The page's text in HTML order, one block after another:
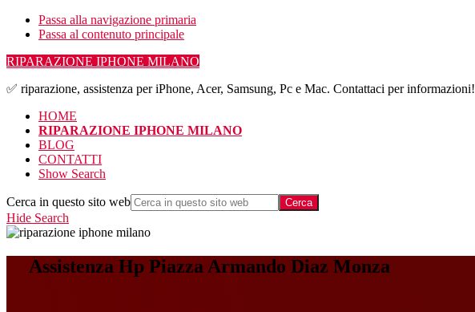
Passa alla navigazione primaria
Passa al contenuto principale
RIPARAZIONE IPHONE MILANO
✅ riparazione, assistenza per iPhone, Acer, Samsung, Pc e Mac. Contattaci per informazioni!
HOME
RIPARAZIONE IPHONE MILANO
BLOG
CONTATTI
Show Search
Cerca in questo sito web
Hide Search
Assistenza Hp Piazza Armando Diaz Monza